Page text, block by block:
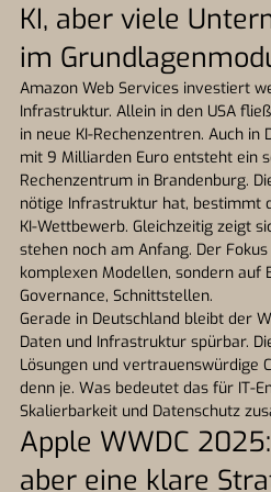
KI, aber viele
im
Amazon Web Services investiert
Infrastruktur. Allein in den USA
in neue KI-Rechenzentren. Auch
mit 9 Milliarden Euro entsteht ein
Rechenzentrum in Brandenburg.
nötige Infrastruktur hat, bestimmt
KI-Wettbewerb. Gleichzeitig zeigt
stehen noch am Anfang. Der
komplexen Modellen, sondern auf
Governance, Schnittstellen.
Gerade in Deutschland bleibt der
Daten und Infrastruktur spürbar.
Lösungen und vertrauenswürdige
denn je. Was bedeutet das für IT-
Skalierbarkeit und Datenschutz
Apple WWDC
aber eine klare